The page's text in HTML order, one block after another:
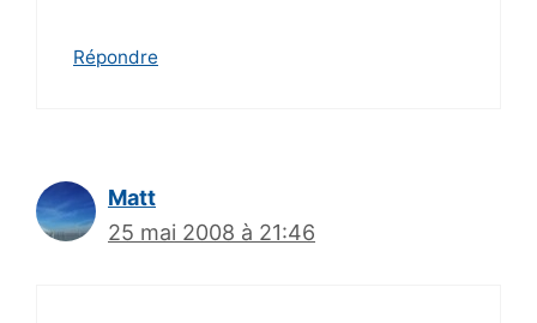
Répondre
Matt
25 mai 2008 à 21:46